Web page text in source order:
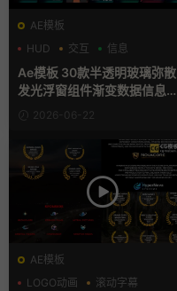
AE模板
HUD
交互 信息
Ae模板 30款半透明玻璃弥散
发光浮窗组件渐变数据信息图
2026-06-22
AE模板
LOGO动画
滚动字幕